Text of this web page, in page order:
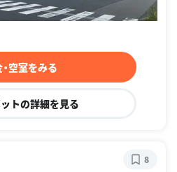
空室をみる
トの詳細を見る
8